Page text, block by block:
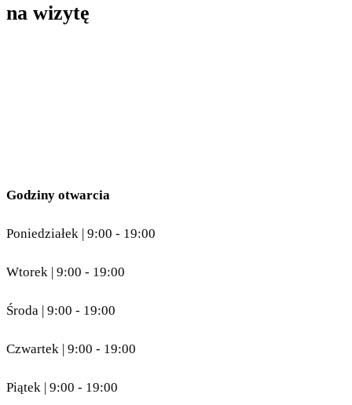
na wizytę
Godziny otwarcia
Poniedziałek | 9:00 - 19:00
Wtorek | 9:00 - 19:00
Środa | 9:00 - 19:00
Czwartek | 9:00 - 19:00
Piątek | 9:00 - 19:00